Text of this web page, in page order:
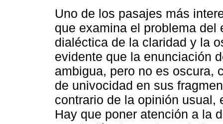
Uno de los pasajes más
que examina el problema
dialéctica de la claridad y la
evidente que la enunciación
ambigua, pero no es oscura,
de univocidad en sus
contrario de la opinión usual,
Hay que poner atención a la